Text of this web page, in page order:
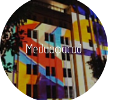
Медиафасад